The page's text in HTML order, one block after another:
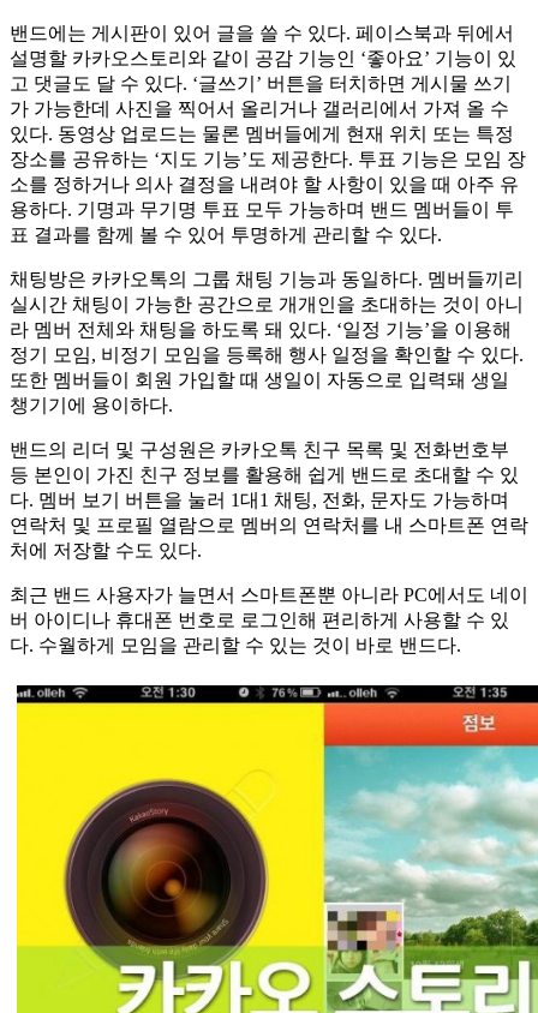
밴드에는 게시판이 있어 글을 쓸 수 있다. 페이스북과 뒤에서
설명할 카카오스토리와 같이 공감 기능인 ‘좋아요’ 기능이 있
고 댓글도 달 수 있다. ‘글쓰기’ 버튼을 터치하면 게시물 쓰기
가 가능한데 사진을 찍어서 올리거나 갤러리에서 가져 올 수
있다. 동영상 업로드는 물론 멤버들에게 현재 위치 또는 특정
장소를 공유하는 ‘지도 기능’도 제공한다. 투표 기능은 모임 장
소를 정하거나 의사 결정을 내려야 할 사항이 있을 때 아주 유
용하다. 기명과 무기명 투표 모두 가능하며 밴드 멤버들이 투
표 결과를 함께 볼 수 있어 투명하게 관리할 수 있다.
채팅방은 카카오톡의 그룹 채팅 기능과 동일하다. 멤버들끼리
실시간 채팅이 가능한 공간으로 개개인을 초대하는 것이 아니
라 멤버 전체와 채팅을 하도록 돼 있다. ‘일정 기능’을 이용해
정기 모임, 비정기 모임을 등록해 행사 일정을 확인할 수 있다.
또한 멤버들이 회원 가입할 때 생일이 자동으로 입력돼 생일
챙기기에 용이하다.
밴드의 리더 및 구성원은 카카오톡 친구 목록 및 전화번호부
등 본인이 가진 친구 정보를 활용해 쉽게 밴드로 초대할 수 있
다. 멤버 보기 버튼을 눌러 1대1 채팅, 전화, 문자도 가능하며
연락처 및 프로필 열람으로 멤버의 연락처를 내 스마트폰 연락
처에 저장할 수도 있다.
최근 밴드 사용자가 늘면서 스마트폰뿐 아니라 PC에서도 네이
버 아이디나 휴대폰 번호로 로그인해 편리하게 사용할 수 있
다. 수월하게 모임을 관리할 수 있는 것이 바로 밴드다.